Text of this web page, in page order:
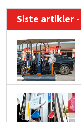
Siste artikler -